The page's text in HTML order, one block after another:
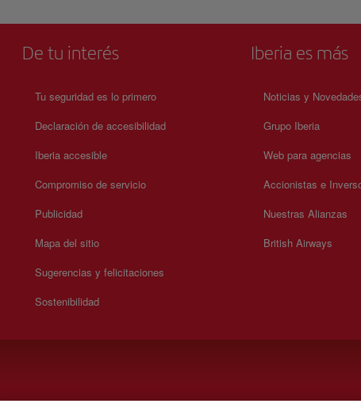
De tu interés
Tu seguridad es lo primero
Declaración de accesibilidad
Iberia accesible
Compromiso de servicio
Publicidad
Mapa del sitio
Sugerencias y felicitaciones
Sostenibilidad
Iberia es más
Noticias y
Grupo Iberia
Web para agencias
Accionistas e
Nuestras Alianzas
British Airways